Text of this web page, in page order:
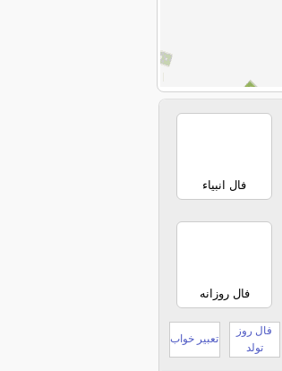
فال انبیاء
فال روزانه
فال روز
تولد
تعبیر خواب